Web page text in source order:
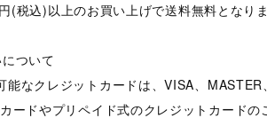
(税込)以上のお買い上げで送料無料となりま
ついて
能なクレジットカードは、VISA、MASTER
ードやプリペイド式のクレジットカードの